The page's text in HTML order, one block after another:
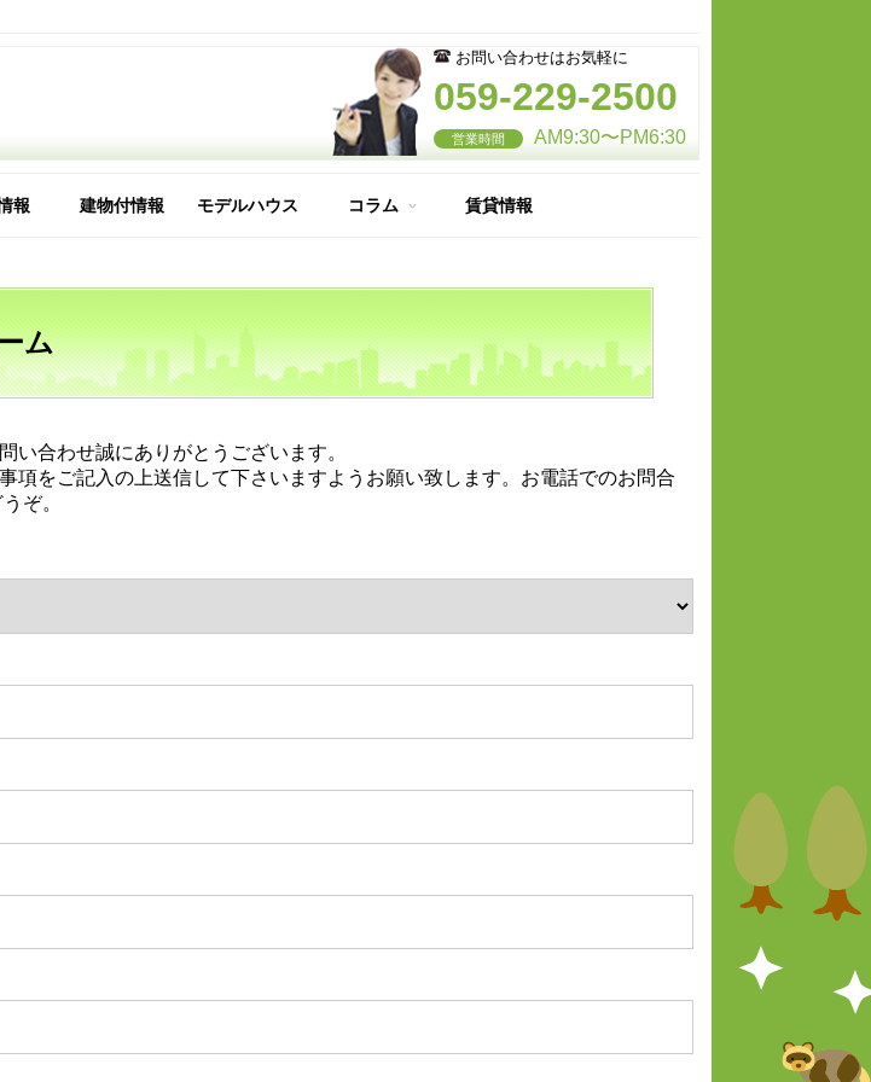
お問い合わせはお気軽に
059-229-2500
営業時間 AM9:30〜PM6:30
報 建物付情報 モデルハウス
コラム
賃貸情報
ム
い合わせ誠にありがとうございます。
項をご記入の上送信して下さいますようお願い致します。お電話でのお問合
ぞ。